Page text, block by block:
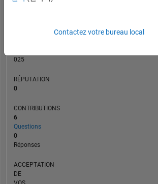
025
RÉPUTATION
0
CONTRIBUTIONS
6
Questions
0
Réponses
ACCEPTATION
DE
Contactez votre bureau local